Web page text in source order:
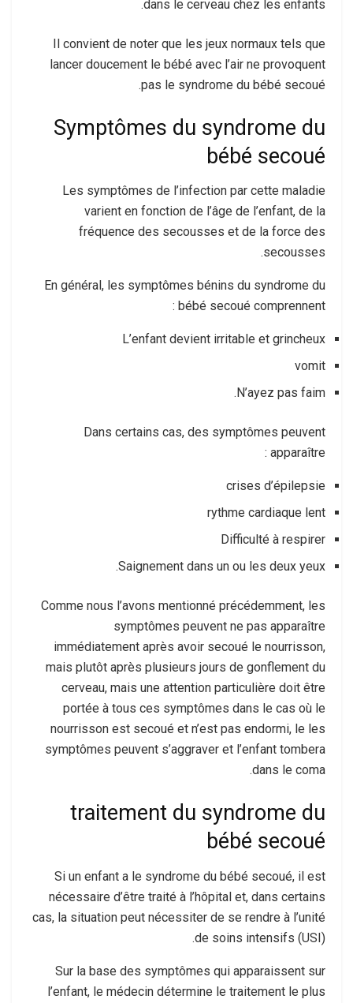
dans le cerveau chez les enfants.
Il convient de noter que les jeux normaux tels que
lancer doucement le bébé avec l’air ne provoquent
pas le syndrome du bébé secoué.
Symptômes du syndrome du
bébé secoué
Les symptômes de l’infection par cette maladie
varient en fonction de l’âge de l’enfant, de la
fréquence des secousses et de la force des
secousses.
En général, les symptômes bénins du syndrome du
bébé secoué comprennent :
L’enfant devient irritable et grincheux
vomit
N’ayez pas faim.
Dans certains cas, des symptômes peuvent
apparaître :
crises d’épilepsie
rythme cardiaque lent
Difficulté à respirer
Saignement dans un ou les deux yeux.
Comme nous l’avons mentionné précédemment, les
symptômes peuvent ne pas apparaître
immédiatement après avoir secoué le nourrisson,
mais plutôt après plusieurs jours de gonflement du
cerveau, mais une attention particulière doit être
portée à tous ces symptômes dans le cas où le
nourrisson est secoué et n’est pas endormi, le les
symptômes peuvent s’aggraver et l’enfant tombera
dans le coma.
traitement du syndrome du
bébé secoué
Si un enfant a le syndrome du bébé secoué, il est
nécessaire d’être traité à l’hôpital et, dans certains
cas, la situation peut nécessiter de se rendre à l’unité
de soins intensifs (USI).
Sur la base des symptômes qui apparaissent sur
l’enfant, le médecin détermine le traitement le plus